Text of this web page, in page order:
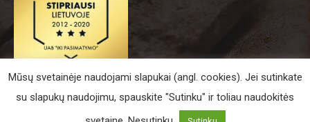
UAB „Iki pasimatymo“ / Slapukų politika
Mūsų svetainėje naudojami slapukai (angl. cookies). Jei sutinkate
su slapukų naudojimu, spauskite "Sutinku" ir toliau naudokitės